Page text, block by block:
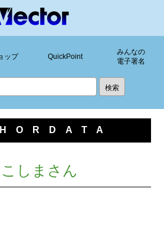
ップ QuickPoint
みんなの
電子署名
しまさん